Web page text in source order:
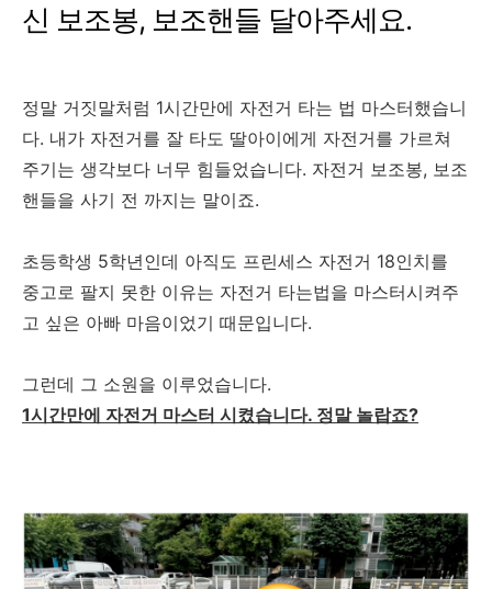
신 보조봉, 보조핸들 달아주세요.
정말 거짓말처럼 1시간만에 자전거 타는 법 마스터했습니
다. 내가 자전거를 잘 타도 딸아이에게 자전거를 가르쳐
주기는 생각보다 너무 힘들었습니다. 자전거 보조봉, 보조
핸들을 사기 전 까지는 말이죠.
초등학생 5학년인데 아직도 프린세스 자전거 18인치를
중고로 팔지 못한 이유는 자전거 타는법을 마스터시켜주
고 싶은 아빠 마음이었기 때문입니다.
그런데 그 소원을 이루었습니다.
1시간만에 자전거 마스터 시켰습니다. 정말 놀랍죠?